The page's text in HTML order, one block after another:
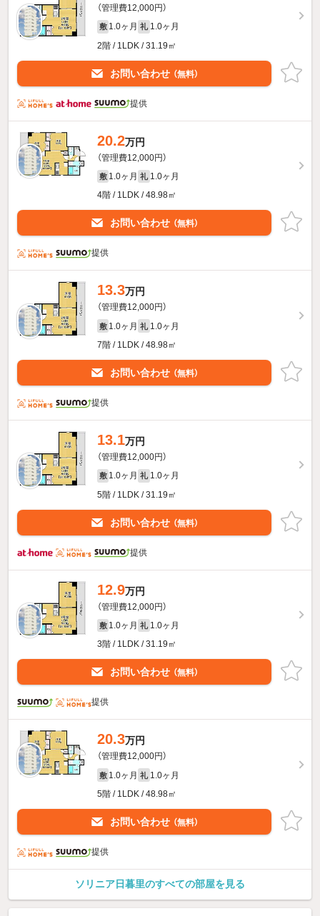
（管理費12,000円）
敷 1.0ヶ月 礼 1.0ヶ月
2階 / 1LDK / 31.19㎡
お問い合わせ （無料）
提供
20.2万円
（管理費12,000円）
敷 1.0ヶ月 礼 1.0ヶ月
4階 / 1LDK / 48.98㎡
お問い合わせ （無料）
提供
13.3万円
（管理費12,000円）
敷 1.0ヶ月 礼 1.0ヶ月
7階 / 1LDK / 48.98㎡
お問い合わせ （無料）
提供
13.1万円
（管理費12,000円）
敷 1.0ヶ月 礼 1.0ヶ月
5階 / 1LDK / 31.19㎡
お問い合わせ （無料）
提供
12.9万円
（管理費12,000円）
敷 1.0ヶ月 礼 1.0ヶ月
3階 / 1LDK / 31.19㎡
お問い合わせ （無料）
提供
20.3万円
（管理費12,000円）
敷 1.0ヶ月 礼 1.0ヶ月
5階 / 1LDK / 48.98㎡
お問い合わせ （無料）
提供
ソリニア日暮里のすべての部屋を見る